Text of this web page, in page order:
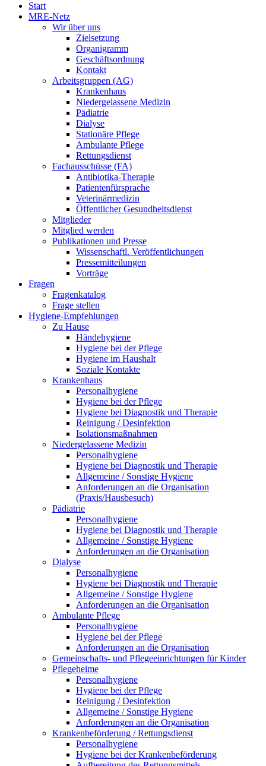
Start
MRE-Netz
Wir über uns
Zielsetzung
Organigramm
Geschäftsordnung
Kontakt
Arbeitsgruppen (AG)
Krankenhaus
Niedergelassene Medizin
Pädiatrie
Dialyse
Stationäre Pflege
Ambulante Pflege
Rettungsdienst
Fachausschüsse (FA)
Antibiotika-Therapie
Patientenfürsprache
Veterinärmedizin
Öffentlicher Gesundheitsdienst
Mitglieder
Mitglied werden
Publikationen und Presse
Wissenschaftl. Veröffentlichungen
Pressemitteilungen
Vorträge
Fragen
Fragenkatalog
Frage stellen
Hygiene-Empfehlungen
Zu Hause
Händehygiene
Hygiene bei der Pflege
Hygiene im Haushalt
Soziale Kontakte
Krankenhaus
Personalhygiene
Hygiene bei der Pflege
Hygiene bei Diagnostik und Therapie
Reinigung / Desinfektion
Isolationsmaßnahmen
Niedergelassene Medizin
Personalhygiene
Hygiene bei Diagnostik und Therapie
Allgemeine / Sonstige Hygiene
Anforderungen an die Organisation
(Praxis/Hausbesuch)
Pädiatrie
Personalhygiene
Hygiene bei Diagnostik und Therapie
Allgemeine / Sonstige Hygiene
Anforderungen an die Organisation
Dialyse
Personalhygiene
Hygiene bei Diagnostik und Therapie
Allgemeine / Sonstige Hygiene
Anforderungen an die Organisation
Ambulante Pflege
Personalhygiene
Hygiene bei der Pflege
Anforderungen an die Organisation
Gemeinschafts- und Pflegeeinrichtungen für Kinder
Pflegeheime
Personalhygiene
Hygiene bei der Pflege
Reinigung / Desinfektion
Allgemeine / Sonstige Hygiene
Anforderungen an die Organisation
Krankenbeförderung / Rettungsdienst
Personalhygiene
Hygiene bei der Krankenbeförderung